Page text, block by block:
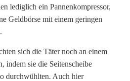
lediglich ein Pannenkompressor,
Geldbörse mit einem geringen
sich die Täter noch an einem
indem sie die Seitenscheibe
durchwühlten. Auch hier